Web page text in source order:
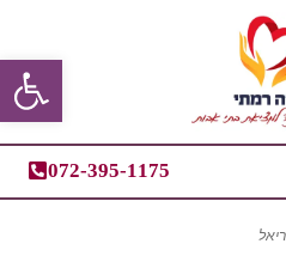
פתח
072-395-1175